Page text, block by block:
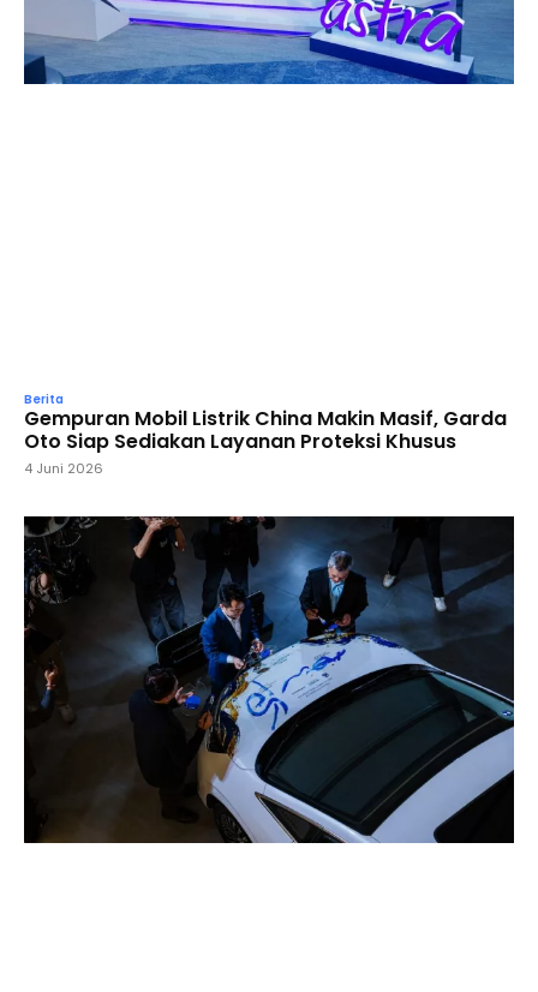
Berita
Gempuran Mobil Listrik China Makin Masif, Garda
Oto Siap Sediakan Layanan Proteksi Khusus
4 Juni 2026